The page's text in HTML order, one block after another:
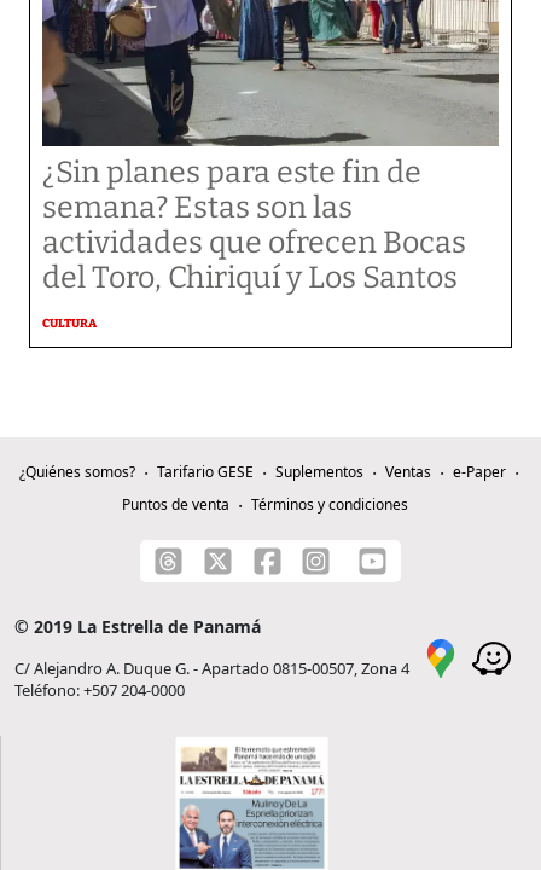
¿Sin planes para este fin de
semana? Estas son las
actividades que ofrecen Bocas
del Toro, Chiriquí y Los Santos
CULTURA
¿Quiénes somos? Tarifario GESE Suplementos Ventas
e-Paper
Puntos de venta
Términos y condiciones
© 2019 La Estrella de Panamá
C/ Alejandro A. Duque G. - Apartado 0815-00507, Zona 4
Teléfono: +507 204-0000